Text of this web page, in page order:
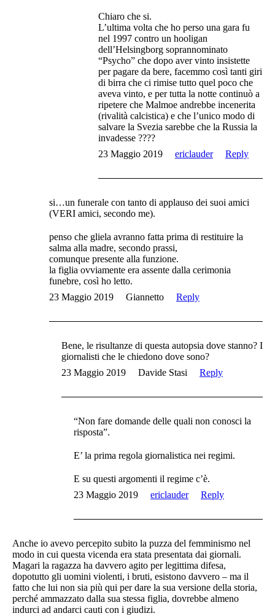
Chiaro che si.
L’ultima volta che ho perso una gara fu
nel 1997 contro un hooligan
dell’Helsingborg soprannominato
“Psycho” che dopo aver vinto insistette
per pagare da bere, facemmo così tanti giri
di birra che ci rimise tutto quel poco che
aveva vinto, e per tutta la notte continuò a
ripetere che Malmoe andrebbe incenerita
(rivalità calcistica) e che l’unico modo di
salvare la Svezia sarebbe che la Russia la
invadesse ????
23 Maggio 2019
ericlauder Reply
si…un funerale con tanto di applauso dei suoi amici
(VERI amici, secondo me).
penso che gliela avranno fatta prima di restituire la
salma alla madre, secondo prassi,
comunque presente alla funzione.
la figlia ovviamente era assente dalla cerimonia
funebre, così ho letto.
23 Maggio 2019
Giannetto Reply
Bene, le risultanze di questa autopsia dove stanno? I
giornalisti che le chiedono dove sono?
23 Maggio 2019
Davide Stasi Reply
“Non fare domande delle quali non conosci la
risposta”.
E’ la prima regola giornalistica nei regimi.
E su questi argomenti il regime c’è.
23 Maggio 2019
ericlauder Reply
Anche io avevo percepito subito la puzza del femminismo nel
modo in cui questa vicenda era stata presentata dai giornali.
Magari la ragazza ha davvero agito per legittima difesa,
dopotutto gli uomini violenti, i bruti, esistono davvero – ma il
fatto che lui non sia più qui per dare la sua versione della storia,
perché ammazzato dalla sua stessa figlia, dovrebbe almeno
indurci ad andarci cauti con i giudizi.